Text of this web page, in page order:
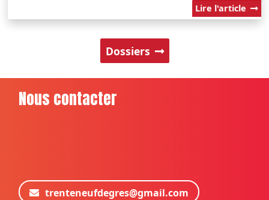
Lire l'article
Dossiers
Nous contacter
trenteneufdegres@gmail.com